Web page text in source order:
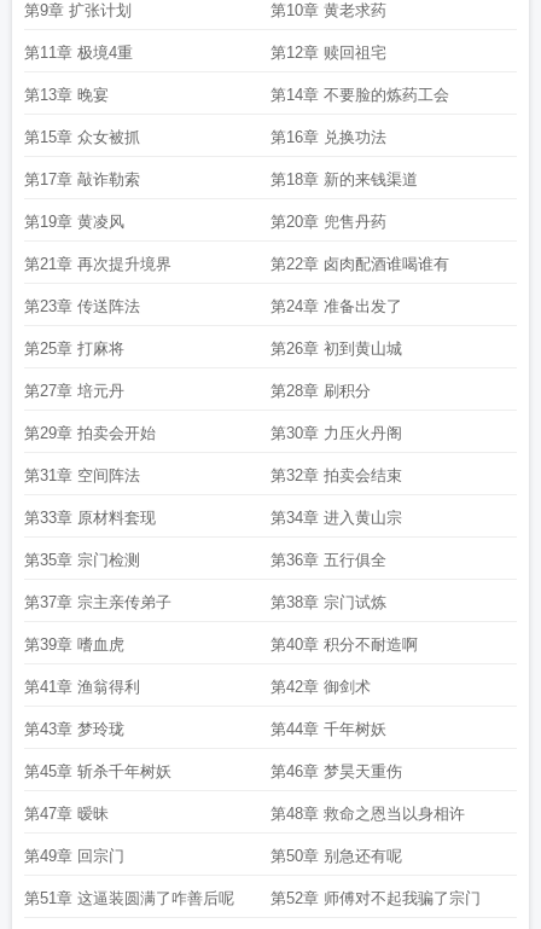
第9章 扩张计划 第10章 黄老求药
第11章 极境4重 第12章 赎回祖宅
第13章 晚宴 第14章 不要脸的炼药工会
第15章 众女被抓 第16章 兑换功法
第17章 敲诈勒索 第18章 新的来钱渠道
第19章 黄凌风 第20章 兜售丹药
第21章 再次提升境界 第22章 卤肉配酒谁喝谁有
第23章 传送阵法 第24章 准备出发了
第25章 打麻将 第26章 初到黄山城
第27章 培元丹 第28章 刷积分
第29章 拍卖会开始 第30章 力压火丹阁
第31章 空间阵法 第32章 拍卖会结束
第33章 原材料套现 第34章 进入黄山宗
第35章 宗门检测 第36章 五行俱全
第37章 宗主亲传弟子 第38章 宗门试炼
第39章 嗜血虎 第40章 积分不耐造啊
第41章 渔翁得利 第42章 御剑术
第43章 梦玲珑 第44章 千年树妖
第45章 斩杀千年树妖 第46章 梦昊天重伤
第47章 暧昧 第48章 救命之恩当以身相许
第49章 回宗门 第50章 别急还有呢
第51章 这逼装圆满了咋善后呢 第52章 师傅对不起我骗了宗门